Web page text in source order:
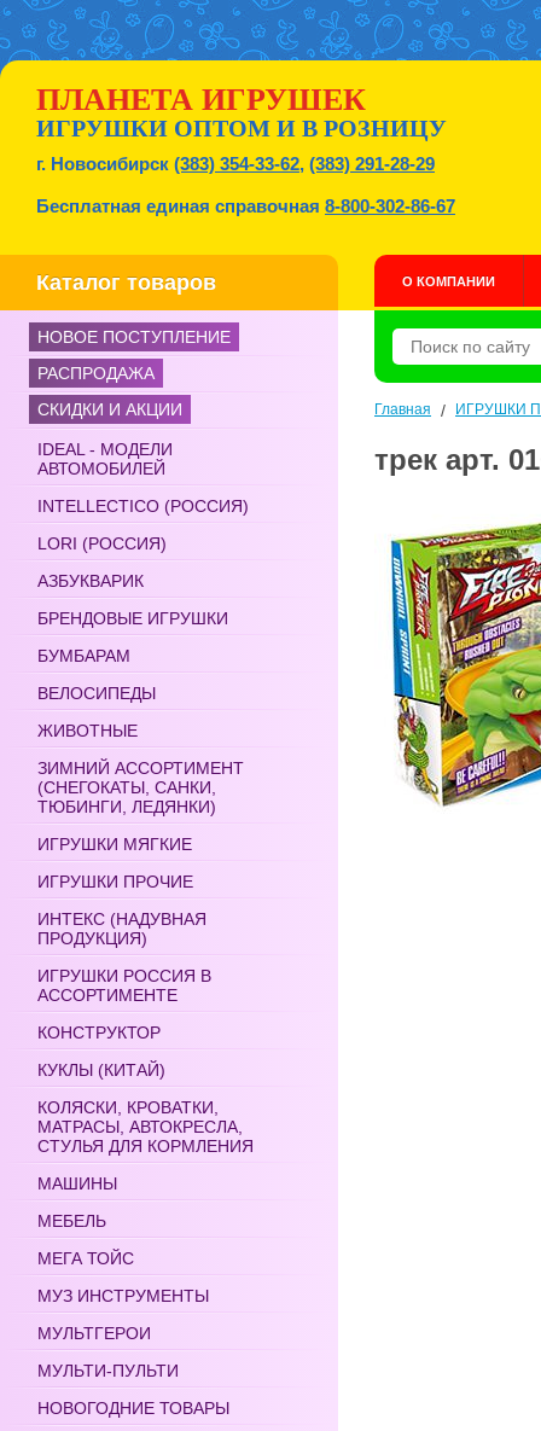
ПЛАНЕТА ИГРУШЕК
ИГРУШКИ ОПТОМ И В РОЗНИЦУ
г. Новосибирск (383) 354-33-62, (383) 291-28-29
Бесплатная единая справочная 8-800-302-86-67
Каталог товаров О КОМПАНИИ
НОВОЕ ПОСТУПЛЕНИЕ
РАСПРОДАЖА
СКИДКИ И АКЦИИ
IDEAL - МОДЕЛИ
АВТОМОБИЛЕЙ
INTELLECTICO (РОССИЯ)
LORI (РОССИЯ)
АЗБУКВАРИК
БРЕНДОВЫЕ ИГРУШКИ
БУМБАРАМ
ВЕЛОСИПЕДЫ
ЖИВОТНЫЕ
ЗИМНИЙ АССОРТИМЕНТ
(СНЕГОКАТЫ, САНКИ,
ТЮБИНГИ, ЛЕДЯНКИ)
ИГРУШКИ МЯГКИЕ
ИГРУШКИ ПРОЧИЕ
ИНТЕКС (НАДУВНАЯ
ПРОДУКЦИЯ)
ИГРУШКИ РОССИЯ В
АССОРТИМЕНТЕ
КОНСТРУКТОР
КУКЛЫ (КИТАЙ)
КОЛЯСКИ, КРОВАТКИ,
МАТРАСЫ, АВТОКРЕСЛА,
СТУЛЬЯ ДЛЯ КОРМЛЕНИЯ
МАШИНЫ
МЕБЕЛЬ
МЕГА ТОЙС
МУЗ ИНСТРУМЕНТЫ
МУЛЬТГЕРОИ
МУЛЬТИ-ПУЛЬТИ
НОВОГОДНИЕ ТОВАРЫ
Главная / ИГРУШКИ
трек арт.